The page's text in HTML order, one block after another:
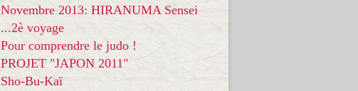
Novembre 2013: HIRANUMA Sensei
...2è voyage
Pour comprendre le judo !
PROJET "JAPON 2011"
Sho-Bu-Kaï